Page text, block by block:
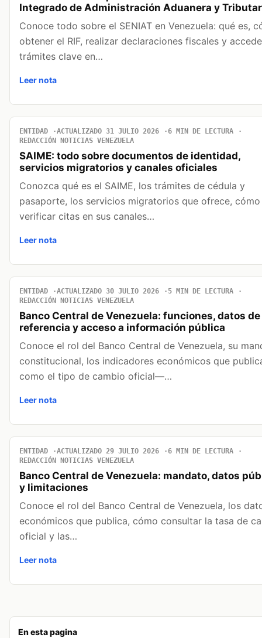
En esta pagina
Integrado de Administración Aduanera y
Conoce todo sobre el SENIAT en Venezuela: qué es,
obtener el RIF, realizar declaraciones fiscales y
trámites clave en…
Leer nota
ENTIDAD ACTUALIZADO 31 JULIO 2026
6 MIN DE LECTURA
REDACCIÓN NOTICIAS VENEZUELA
SAIME: todo sobre documentos de identidad,
servicios migratorios y canales oficiales
Conozca qué es el SAIME, los trámites de cédula y
pasaporte, los servicios migratorios que ofrece, cómo
verificar citas en sus canales…
Leer nota
ENTIDAD ACTUALIZADO 30 JULIO 2026
5 MIN DE LECTURA
REDACCIÓN NOTICIAS VENEZUELA
Banco Central de Venezuela: funciones, datos de
referencia y acceso a información pública
Conoce el rol del Banco Central de Venezuela, su
constitucional, los indicadores económicos que
como el tipo de cambio oficial—…
Leer nota
ENTIDAD ACTUALIZADO 29 JULIO 2026
6 MIN DE LECTURA
REDACCIÓN NOTICIAS VENEZUELA
Banco Central de Venezuela: mandato, datos
y limitaciones
Conoce el rol del Banco Central de Venezuela, los
económicos que publica, cómo consultar la tasa de
oficial y las…
Leer nota